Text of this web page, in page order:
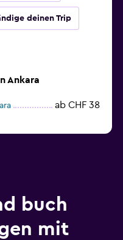
deinen Trip
Ankara
ab CHF 38
buch
mit